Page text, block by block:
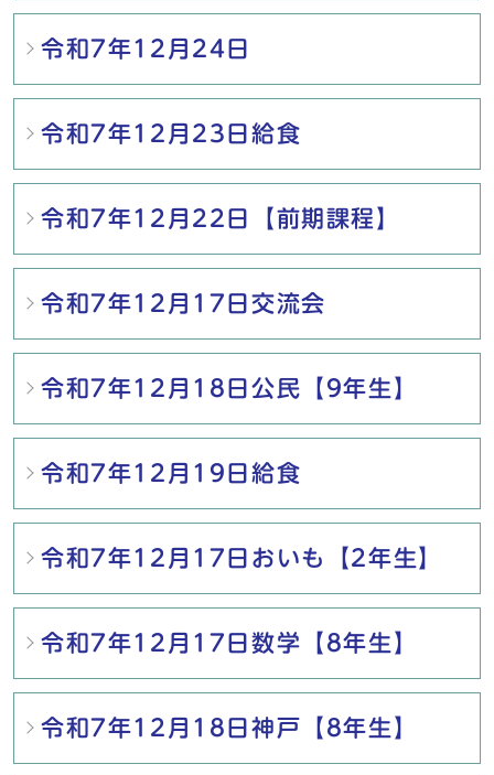
令和7年12月24日
令和7年12月23日給食
令和7年12月22日【前期課程】
令和7年12月17日交流会
令和7年12月18日公民【9年生】
令和7年12月19日給食
令和7年12月17日おいも【2年生】
令和7年12月17日数学【8年生】
令和7年12月18日神戸【8年生】